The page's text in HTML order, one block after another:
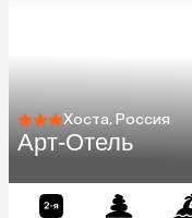
Хоста, Россия
Арт-Отель